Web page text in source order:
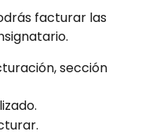
facturar las
sección